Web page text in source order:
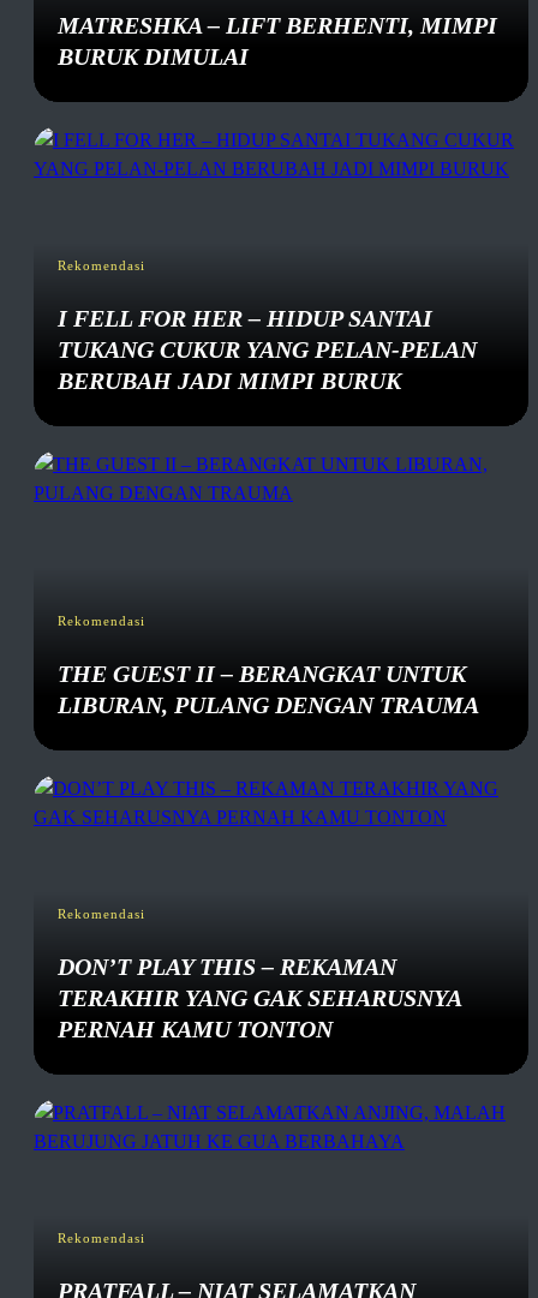
MATRESHKA – LIFT BERHENTI, MIMPI
BURUK DIMULAI
Rekomendasi
I FELL FOR HER – HIDUP SANTAI
TUKANG CUKUR YANG PELAN-PELAN
BERUBAH JADI MIMPI BURUK
Rekomendasi
THE GUEST II – BERANGKAT UNTUK
LIBURAN, PULANG DENGAN TRAUMA
Rekomendasi
DON’T PLAY THIS – REKAMAN
TERAKHIR YANG GAK SEHARUSNYA
PERNAH KAMU TONTON
Rekomendasi
PRATFALL – NIAT SELAMATKAN